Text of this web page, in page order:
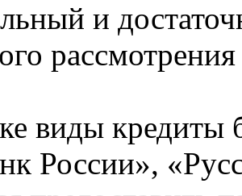
и
виды кредиты
России»,